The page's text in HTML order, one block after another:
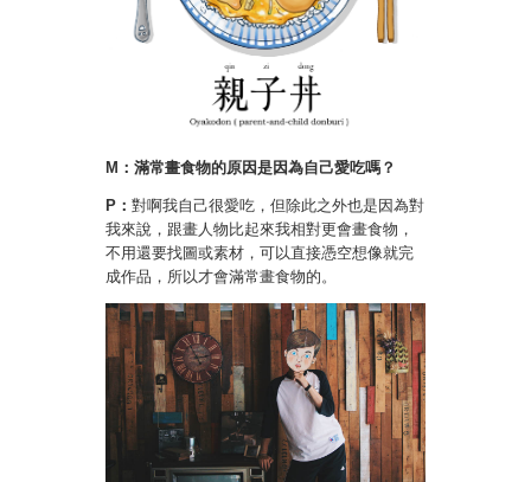
M：滿常畫食物的原因是因為自己愛吃嗎？
P： 對啊我自己很愛吃，但除此之外也是因為對
我來說，跟畫人物比起來我相對更會畫食物，
不用還要找圖或素材，可以直接憑空想像就完
成作品，所以才會滿常畫食物的。